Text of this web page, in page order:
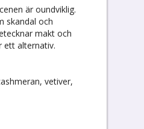
är oundviklig.
skandal och
makt och
ett alternativ.
vetiver,